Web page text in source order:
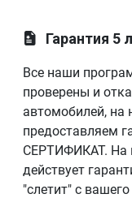
Гарантия 5
Все наши
проверены и
автомобилей, на
предоставляем
СЕРТИФИКАТ. На
действует
"слетит" с